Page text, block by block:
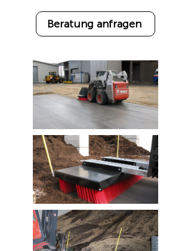
Beratung anfragen